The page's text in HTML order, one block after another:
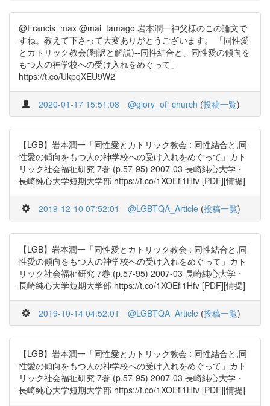
@Francis_max @mai_tamago 岩本潤一神父様のこの論文で
すね。教えて下さって大変ありがとうございます。 「同性愛
とカトリック教会(翻訳と解説)--同性結合と、同性愛の傾向を
もつ人の神学校への受け入れをめぐって」
https://t.co/UkpqXEU9W2
2020-01-17 15:51:08 @glory_of_church (投稿一覧)
【LGB】岩本潤一「同性愛とカトリック教会 : 同性結合と,同
性愛の傾向をもつ人の神学校への受け入れをめぐって」カト
リック社会福祉研究 7巻 (p.57-95) 2007-03 長崎純心大学・
長崎純心大学短期大学部 https://t.co/1XOEfi1Hfv [PDF][情提]
2019-12-10 07:52:01 @LGBTQA_Article (投稿一覧)
【LGB】岩本潤一「同性愛とカトリック教会 : 同性結合と,同
性愛の傾向をもつ人の神学校への受け入れをめぐって」カト
リック社会福祉研究 7巻 (p.57-95) 2007-03 長崎純心大学・
長崎純心大学短期大学部 https://t.co/1XOEfi1Hfv [PDF][情提]
2019-10-14 04:52:01 @LGBTQA_Article (投稿一覧)
【LGB】岩本潤一「同性愛とカトリック教会 : 同性結合と,同
性愛の傾向をもつ人の神学校への受け入れをめぐって」カト
リック社会福祉研究 7巻 (p.57-95) 2007-03 長崎純心大学・
長崎純心大学短期大学部 https://t.co/1XOEfi1Hfv [PDF][情提]